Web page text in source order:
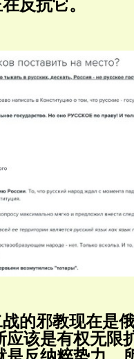
反抗它。
的邪教现在是
应该是有权无限